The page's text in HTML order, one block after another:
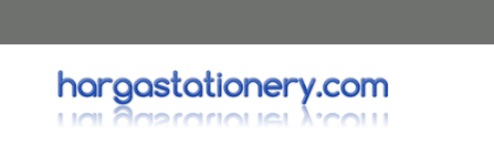
to
Content